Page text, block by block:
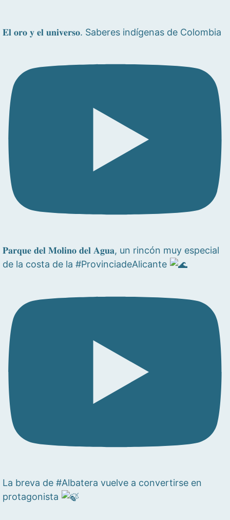
𝐄𝐥 𝐨𝐫𝐨 𝐲 𝐞𝐥 𝐮𝐧𝐢𝐯𝐞𝐫𝐬𝐨. Saberes indígenas de Colombia
𝐏𝐚𝐫𝐪𝐮𝐞 𝐝𝐞𝐥 𝐌𝐨𝐥𝐢𝐧𝐨 𝐝𝐞𝐥 𝐀𝐠𝐮𝐚, un rincón muy especial
de la costa de la #ProvinciadeAlicante
La breva de #Albatera vuelve a convertirse en
protagonista